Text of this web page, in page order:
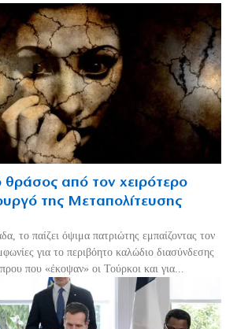
από τον χειρότερο
της Μεταπολίτευσης
το παίζει όψιμα πατριώτης εμπαίζοντας τον
για το περιβόητο καλώδιο διασύνδεσης
που «έκοψαν» οι Τούρκοι και για...